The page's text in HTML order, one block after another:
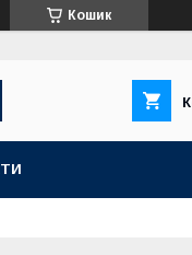
Кошик